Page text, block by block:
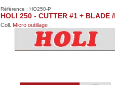
Référence : HO250-P
HOLI 250 - CUTTER #1 + BLADE
Coll. Micro outillage